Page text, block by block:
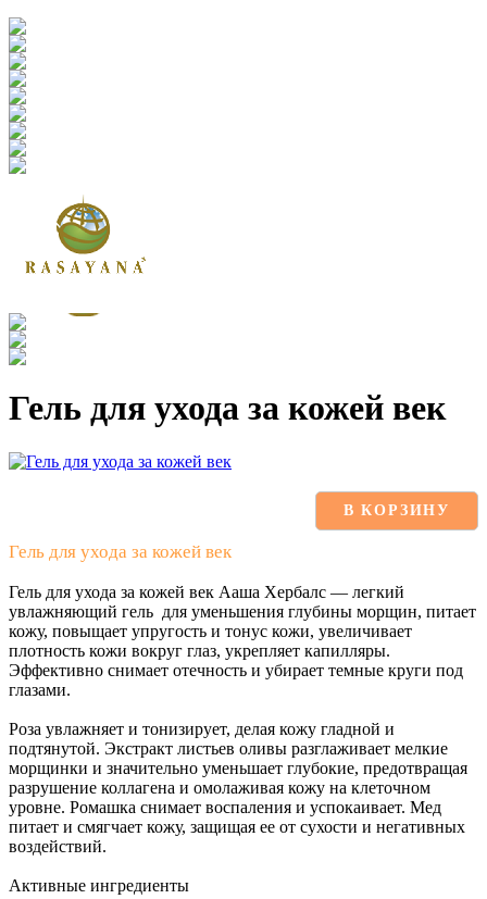
Гель для ухода за кожей век
В КОРЗИНУ
Гель для ухода за кожей век
Гель для ухода за кожей век Ааша Хербалс — легкий
увлажняющий гель для уменьшения глубины морщин, питает
кожу, повыщает упругость и тонус кожи, увеличивает
плотность кожи вокруг глаз, укрепляет капилляры.
Эффективно снимает отечность и убирает темные круги под
глазами.
Роза увлажняет и тонизирует, делая кожу гладной и
подтянутой. Экстракт листьев оливы разглаживает мелкие
морщинки и значительно уменьшает глубокие, предотвращая
разрушение коллагена и омолаживая кожу на клеточном
уровне. Ромашка снимает воспаления и успокаивает. Мед
питает и смягчает кожу, защищая ее от сухости и негативных
воздействий.
Активные ингредиенты